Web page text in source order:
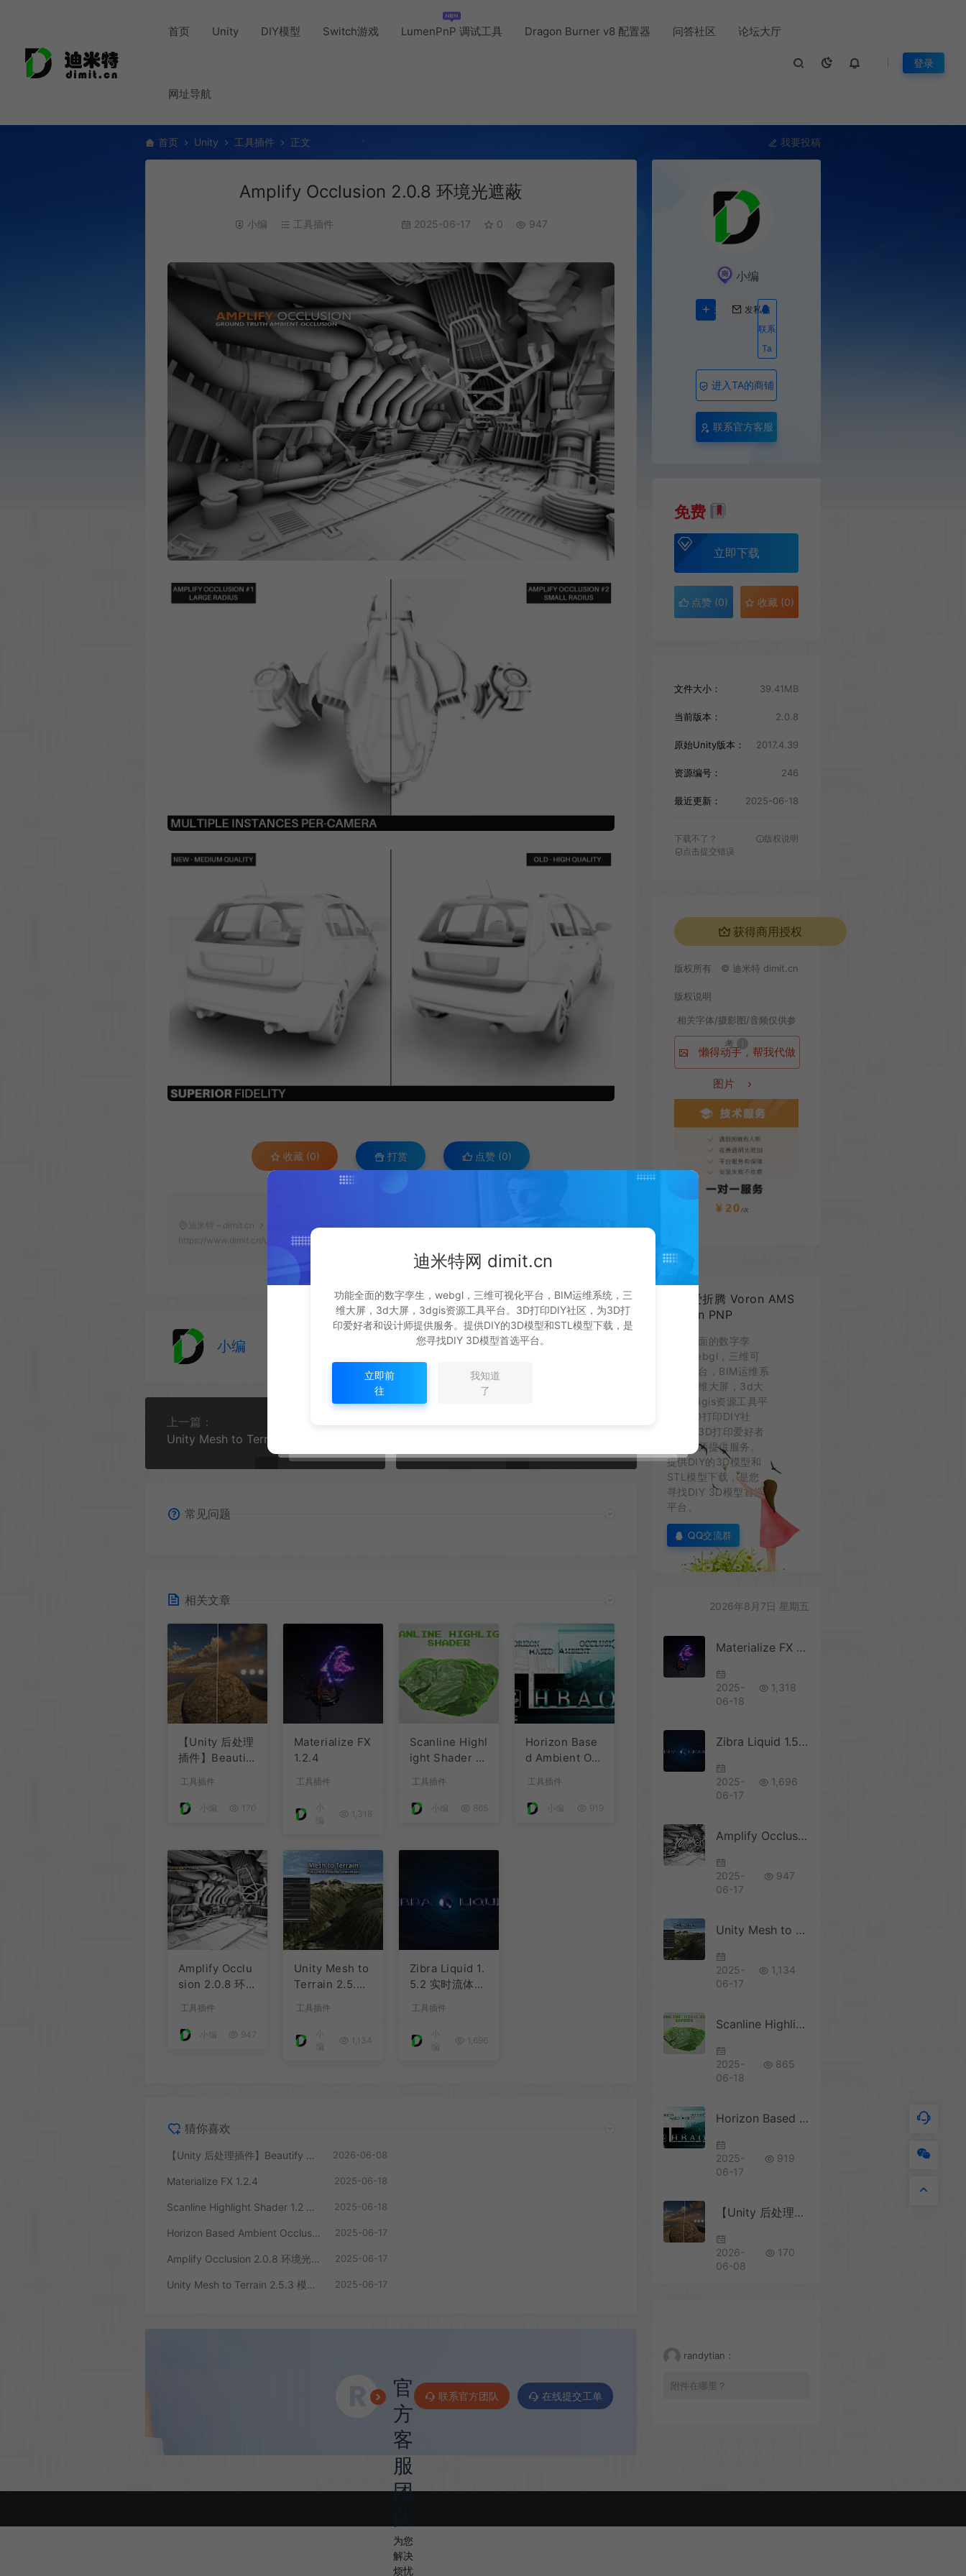
首页 Unity DIY模型 Switch游戏 LumenPnP 调试工具 Dragon Burner v8 配置器 问答社区 论坛大厅
网址导航
登录
首页 Unity 工具插件 正文 我要投稿
Amplify Occlusion 2.0.8 环境光遮蔽
小编 工具插件 2025-06-17 0 947
收藏 (0) 打赏 点赞 (0)
迪米特 – dimit.cn
https://www.dimit.cn/unity/add-ons/id:246/
小编 复制本文链接
上一篇：
常见问题
相关文章
【Unity 后处理
插件】Beautify
Post Processi
ng
工具插件
小编 170
Materialize FX
1.2.4
工具插件
小
1,318
Scanline Highl
ight Shader 1.
件着色器
工具插件
小编 865
Horizon Base
d Ambient Oc
工具插件
小编 919
Amplify Occlu
sion 2.0.8 环
工具插件
小编 947
Unity Mesh to
Terrain 2.5.3
地形
工具插件
小
1,134
Zibra Liquid 1.
5.2 实时流体插
工具插件
小
1,696
猜你喜欢
【Unity 后处理插件】Beautify 3 – Advanced Post Processing 2026-06-08
Materialize FX 1.2.4 2025-06-18
Scanline Highlight Shader 1.2 扫描线突出文件着色器 2025-06-18
Horizon Based Ambient Occlusion 3.6 2025-06-17
Amplify Occlusion 2.0.8 环境光遮蔽 2025-06-17
Unity Mesh to Terrain 2.5.3 模型网格转换成地形 2025-06-17
官
方
客
服
团
为您
解决
烦忧
联系官方团队 在线提交工单
小编
关注Ta 发私信
联系
Ta
进入TA的商铺
联系官方客服
免费
立即下载
点赞 (0) 收藏 (0)
文件大小： 39.41MB
当前版本： 2.0.8
原始Unity版本： 2017.4.39
资源编号： 246
最近更新： 2025-06-18
下载不了？
点击提交错误
版权说明
获得商用授权
版权所有 © 迪米特 dimit.cn
版权说明
相关字体/摄影图/音频仅供参
考 i
懒得动手，帮我代做
图片
七夜爱折腾 Voron AMS
Lumen PNP
功能全面的数字孪
生，webgl，三维可
视化平台，BIM运维系
统，三维大屏，3d大
屏，3dgis资源工具平
台。3D打印DIY社
区，为3D打印爱好者
和设计师提供服务。
提供DIY的3D模型和
STL模型下载，是您
寻找DIY 3D模型首选
平台。
QQ交流群
2026年8月7日 星期五
Materialize FX 1.2.4
2025-
06-18
1,318
Zibra Liquid 1.5.2 实时流体插件
2025-
06-17
1,696
Amplify Occlusion 2.0.8 环境光遮蔽
2025-
06-17
947
Unity Mesh to Terrain 2.5.3 模型网格转换成地形
2025-
06-17
1,134
Scanline Highlight Shader 1.2 扫描线突出文件着色器
2025-
06-18
865
Horizon Based Ambient Occlusion 3.6
2025-
06-17
919
【Unity 后处理插件】Beautify 3 – Advanced Post Processing
2026-
06-08
170
randytian：
附件在哪里？
迪米特网 dimit.cn
功能全面的数字孪生，webgl，三维可视化平台，BIM运维系统，三
维大屏，3d大屏，3dgis资源工具平台。3D打印DIY社区，为3D打
印爱好者和设计师提供服务。提供DIY的3D模型和STL模型下载，是
您寻找DIY 3D模型首选平台。
立即前
往
我知道
了